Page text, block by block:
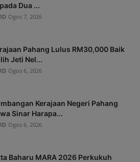
Dua ...
Ogos 7, 2026
Pahang Lulus RM30,000 Baik
Jeti Nel...
Ogos 6, 2026
Kerajaan Negeri Pahang
Sinar Harapa...
Ogos 6, 2026
Baharu MARA 2026 Perkukuh